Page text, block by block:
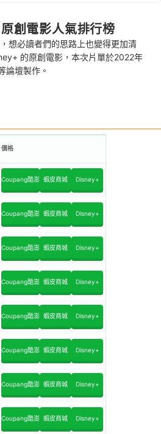
創電影人氣排行榜
想必讀者們的思路上也變得更加清
的原創電影，本次片單於2022年
論壇製作。
價格
Coupang酷澎 蝦皮商城 Disney+
Coupang酷澎 蝦皮商城 Disney+
Coupang酷澎 蝦皮商城 Disney+
Coupang酷澎 蝦皮商城 Disney+
Coupang酷澎 蝦皮商城 Disney+
Coupang酷澎 蝦皮商城 Disney+
Coupang酷澎 蝦皮商城 Disney+
Coupang酷澎 蝦皮商城 Disney+